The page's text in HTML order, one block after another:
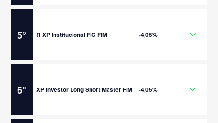
5° R XP Institucional FIC FIM -4,05%
6° XP Investor Long Short Master FIM -4,05%